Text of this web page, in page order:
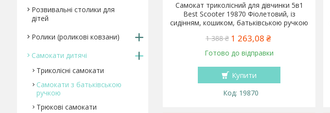
Самокат триколісний для дівчинки 5в1
Best Scooter 19870 Фіолетовий, із
сидінням, кошиком, батьківською ручкою
1 388 ₴ 1 263,08 ₴
Готово до відправки
Купити
19870
Розвивальні столики для
дітей
Ролики (роликові ковзани)
Самокати дитячі
Триколісні самокати
Самокати з батьківською
ручкою
Трюкові самокати